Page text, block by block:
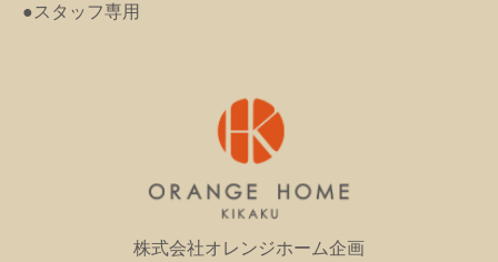
●スタッフ専用
株式会社オレンジホーム企画